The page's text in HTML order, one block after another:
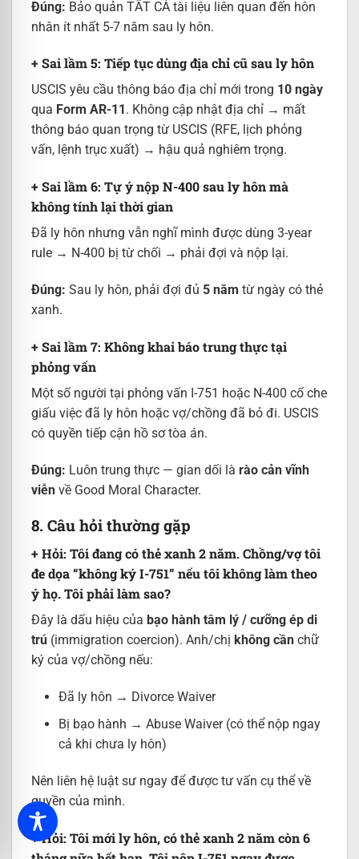
Đúng: Bảo quản TẤT CẢ tài liệu liên quan đến hôn
nhân ít nhất 5-7 năm sau ly hôn.
+ Sai lầm 5: Tiếp tục dùng địa chỉ cũ sau ly hôn
USCIS yêu cầu thông báo địa chỉ mới trong 10 ngày
qua Form AR-11 . Không cập nhật địa chỉ → mất
thông báo quan trọng từ USCIS (RFE, lịch phỏng
vấn, lệnh trục xuất) → hậu quả nghiêm trọng.
+ Sai lầm 6: Tự ý nộp N-400 sau ly hôn mà
không tính lại thời gian
Đã ly hôn nhưng vẫn nghĩ mình được dùng 3-year
rule → N-400 bị từ chối → phải đợi và nộp lại.
Đúng: Sau ly hôn, phải đợi đủ 5 năm từ ngày có thẻ
xanh.
+ Sai lầm 7: Không khai báo trung thực tại
phỏng vấn
Một số người tại phỏng vấn I-751 hoặc N-400 cố che
giấu việc đã ly hôn hoặc vợ/chồng đã bỏ đi. USCIS
có quyền tiếp cận hồ sơ tòa án.
Đúng: Luôn trung thực — gian dối là rào cản vĩnh
viễn về Good Moral Character.
8. Câu hỏi thường gặp
+ Hỏi: Tôi đang có thẻ xanh 2 năm. Chồng/vợ tôi
đe dọa “không ký I-751” nếu tôi không làm theo
ý họ. Tôi phải làm sao?
Đây là dấu hiệu của bạo hành tâm lý / cưỡng ép di
trú (immigration coercion). Anh/chị không cần chữ
ký của vợ/chồng nếu:
Đã ly hôn → Divorce Waiver
Bị bạo hành → Abuse Waiver (có thể nộp ngay
cả khi chưa ly hôn)
Nên liên hệ luật sư ngay để được tư vấn cụ thể về
quyền của mình.
+ Hỏi: Tôi mới ly hôn, có thẻ xanh 2 năm còn 6